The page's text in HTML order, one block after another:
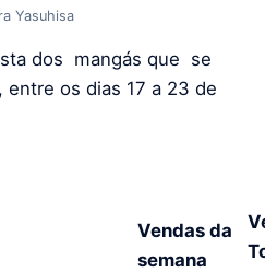
Yasuhisa
dos mangás que se
entre os dias 17 a 23 de
Vendas da
semana